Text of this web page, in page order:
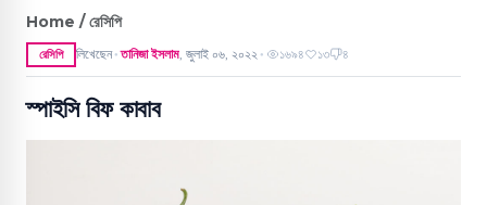
Home / রেসিপি
রেসিপি লিখেছেন ● তানিজা ইসলাম, জুলাই ০৬, ২০২২ ● ১৬৯৪ ১৩ ৪
স্পাইসি বিফ কাবাব